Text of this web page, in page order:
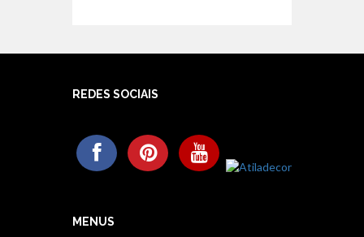
REDES SOCIAIS
MENUS